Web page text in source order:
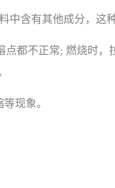
含有其他成分，这
都不正常; 燃烧时
现象。